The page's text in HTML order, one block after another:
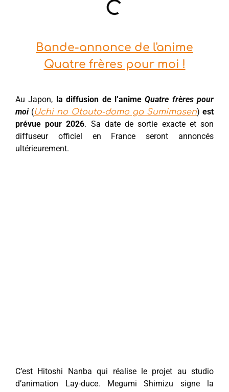
Bande-annonce de l'anime
Quatre frères pour moi !
Au Japon, la diffusion de l’animeQuatre frères pour
moi(Uchi no Otouto-domo ga Sumimasen) est
prévue pour 2026. Sa date de sortie exacte et son
diffuseur officiel en France seront annoncés
ultérieurement.
C’est Hitoshi Nanba qui réalise le projet au studio
d’animation Lay-duce. Megumi Shimizu signe la